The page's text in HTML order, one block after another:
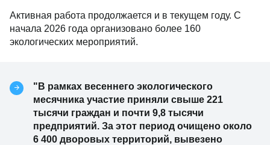
Активная работа продолжается и в текущем году. С
начала 2026 года организовано более 160
экологических мероприятий.
"В рамках весеннего экологического
месячника участие приняли свыше 221
тысячи граждан и почти 9,8 тысячи
предприятий. За этот период очищено около
6 400 дворовых территорий, вывезено